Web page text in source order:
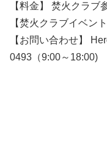
【料金】 焚火クラブ
【焚火クラブイベン
【お問い合わせ】
0493（9:00～18:00)